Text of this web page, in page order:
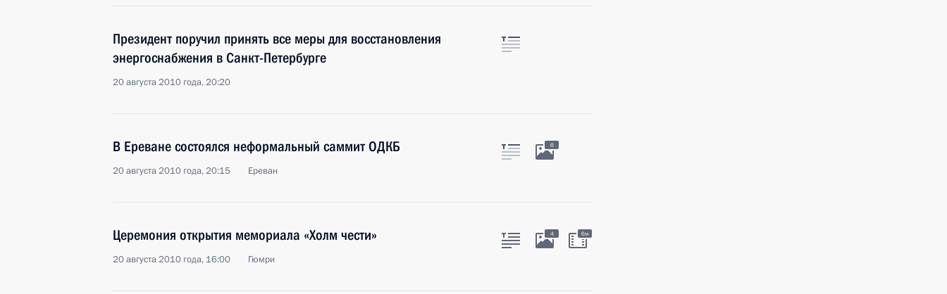
Президент поручил принять все меры для восстановления
энергоснабжения в Санкт-Петербурге
20 августа 2010 года, 20:20
В Ереване состоялся неформальный саммит ОДКБ
20 августа 2010 года, 20:15 Ереван
6
Церемония открытия мемориала «Холм чести»
20 августа 2010 года, 16:00 Гюмри
4 6м